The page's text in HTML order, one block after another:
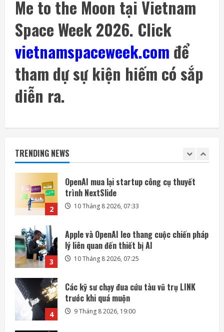
Me to the Moon tại Vietnam
Space Week 2026. Click
vietnamspaceweek.com để
tham dự sự kiện hiếm có sắp
diễn ra.
TRENDING NEWS
5
SpaceX sẽ xúc tiến kế hoạch xây nhà máy
sản xuất vệ tinh trên Mặt Trăng
9 Tháng 8 2026, 14:54
1
Bài kiểm tra an toàn AI đang trở thành
nguồn rủi ro
2
OpenAI mua lại startup công cụ thuyết
3
Apple và OpenAI leo thang cuộc chiến pháp
lý liên quan đến thiết bị AI
10 Tháng 8 2026, 07:25
4
Các kỹ sư chạy đua cứu tàu vũ trụ LINK
trước khi quá muộn
9 Tháng 8 2026, 19:00
5
SpaceX sẽ xúc tiến kế hoạch xây nhà máy
sản xuất vệ tinh trên Mặt Trăng
9 Tháng 8 2026, 14:54